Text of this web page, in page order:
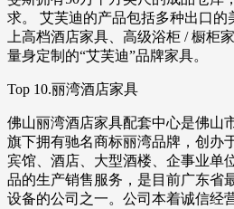
求。 艾芙迪的产品包括多种出口的
上高档酒店家具、高级浴柜 / 橱柜
量身定制的“艾芙迪”品牌家具。
Top 10.丽湾酒店家具
佛山丽湾酒店家具配套中心是佛山
旗下拥有驰名商标丽湾品牌，创办
宾馆、酒店、大型酒楼、企事业单
品的生产销售服务，是目前广东省
设备的公司之一。公司本着诚信经